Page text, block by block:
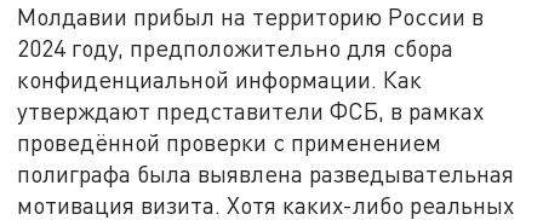
Молдавии прибыл на территорию России в
2024 году, предположительно для сбора
конфиденциальной информации. Как
утверждают представители ФСБ, в рамках
проведённой проверки с применением
полиграфа была выявлена разведывательная
мотивация визита. Хотя каких-либо реальных